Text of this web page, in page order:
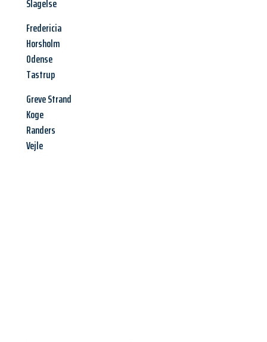
Slagelse
Fredericia
Horsholm
Odense
Tastrup
Greve Strand
Koge
Randers
Vejle